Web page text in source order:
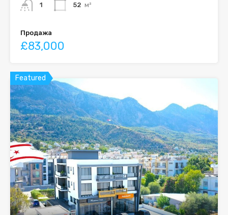
1
52 м²
Продажа
£83,000
Featured